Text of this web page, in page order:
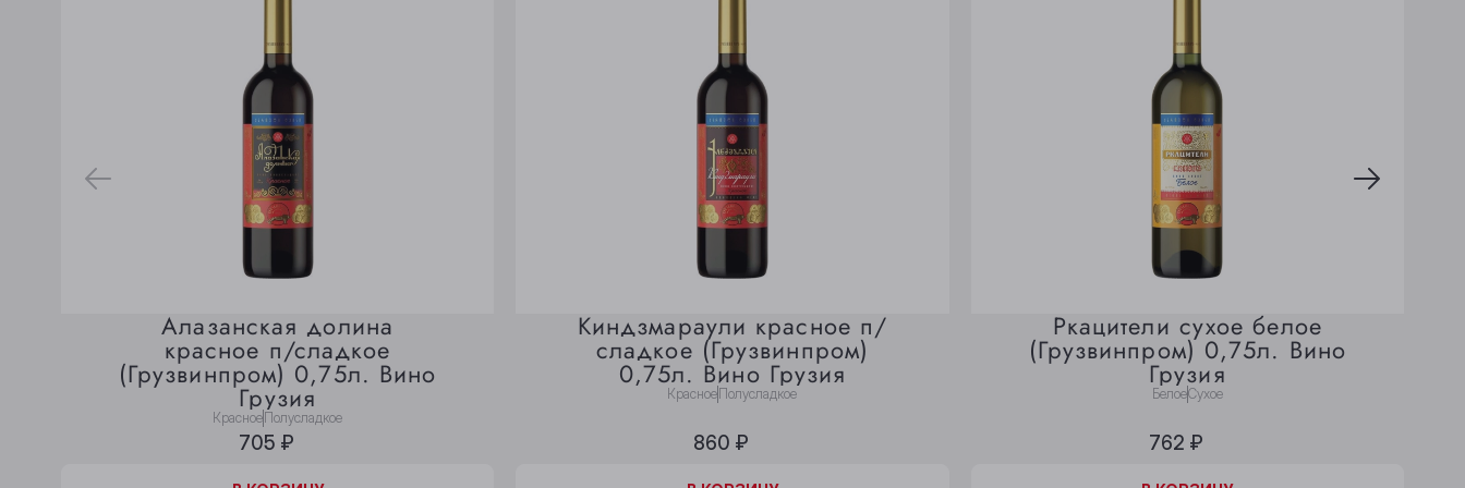
Алазанская долина
красное п/сладкое
(Грузвинпром) 0,75л. Вино
Грузия
Красное Полусладкое
705 ₽
Киндзмараули красное п/
сладкое (Грузвинпром)
0,75л. Вино Грузия
Красное Полусладкое
860 ₽
Ркацители сухое белое
(Грузвинпром) 0,75л. Вино
Грузия
БелоеСухое
762 ₽